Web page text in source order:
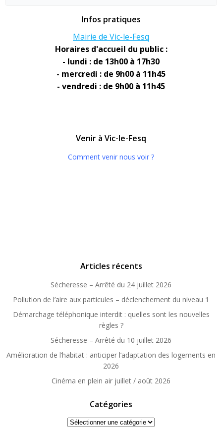
Infos pratiques
Mairie de Vic-le-Fesq
Horaires d'accueil du public :
- lundi : de 13h00 à 17h30
- mercredi : de 9h00 à 11h45
- vendredi : de 9h00 à 11h45
Venir à Vic-le-Fesq
Comment venir nous voir ?
Articles récents
Sécheresse – Arrêté du 24 juillet 2026
Pollution de l’aire aux particules – déclenchement du niveau 1
Démarchage téléphonique interdit : quelles sont les nouvelles
règles ?
Sécheresse – Arrêté du 10 juillet 2026
Amélioration de l’habitat : anticiper l’adaptation des logements en
2026
Cinéma en plein air juillet / août 2026
Catégories
Catégories